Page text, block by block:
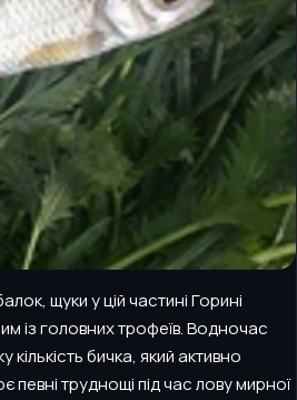
щуки у цій частині Горині
із головних трофеїв. Водночас
кількість бичка, який активно
певні труднощі під час лову мирної